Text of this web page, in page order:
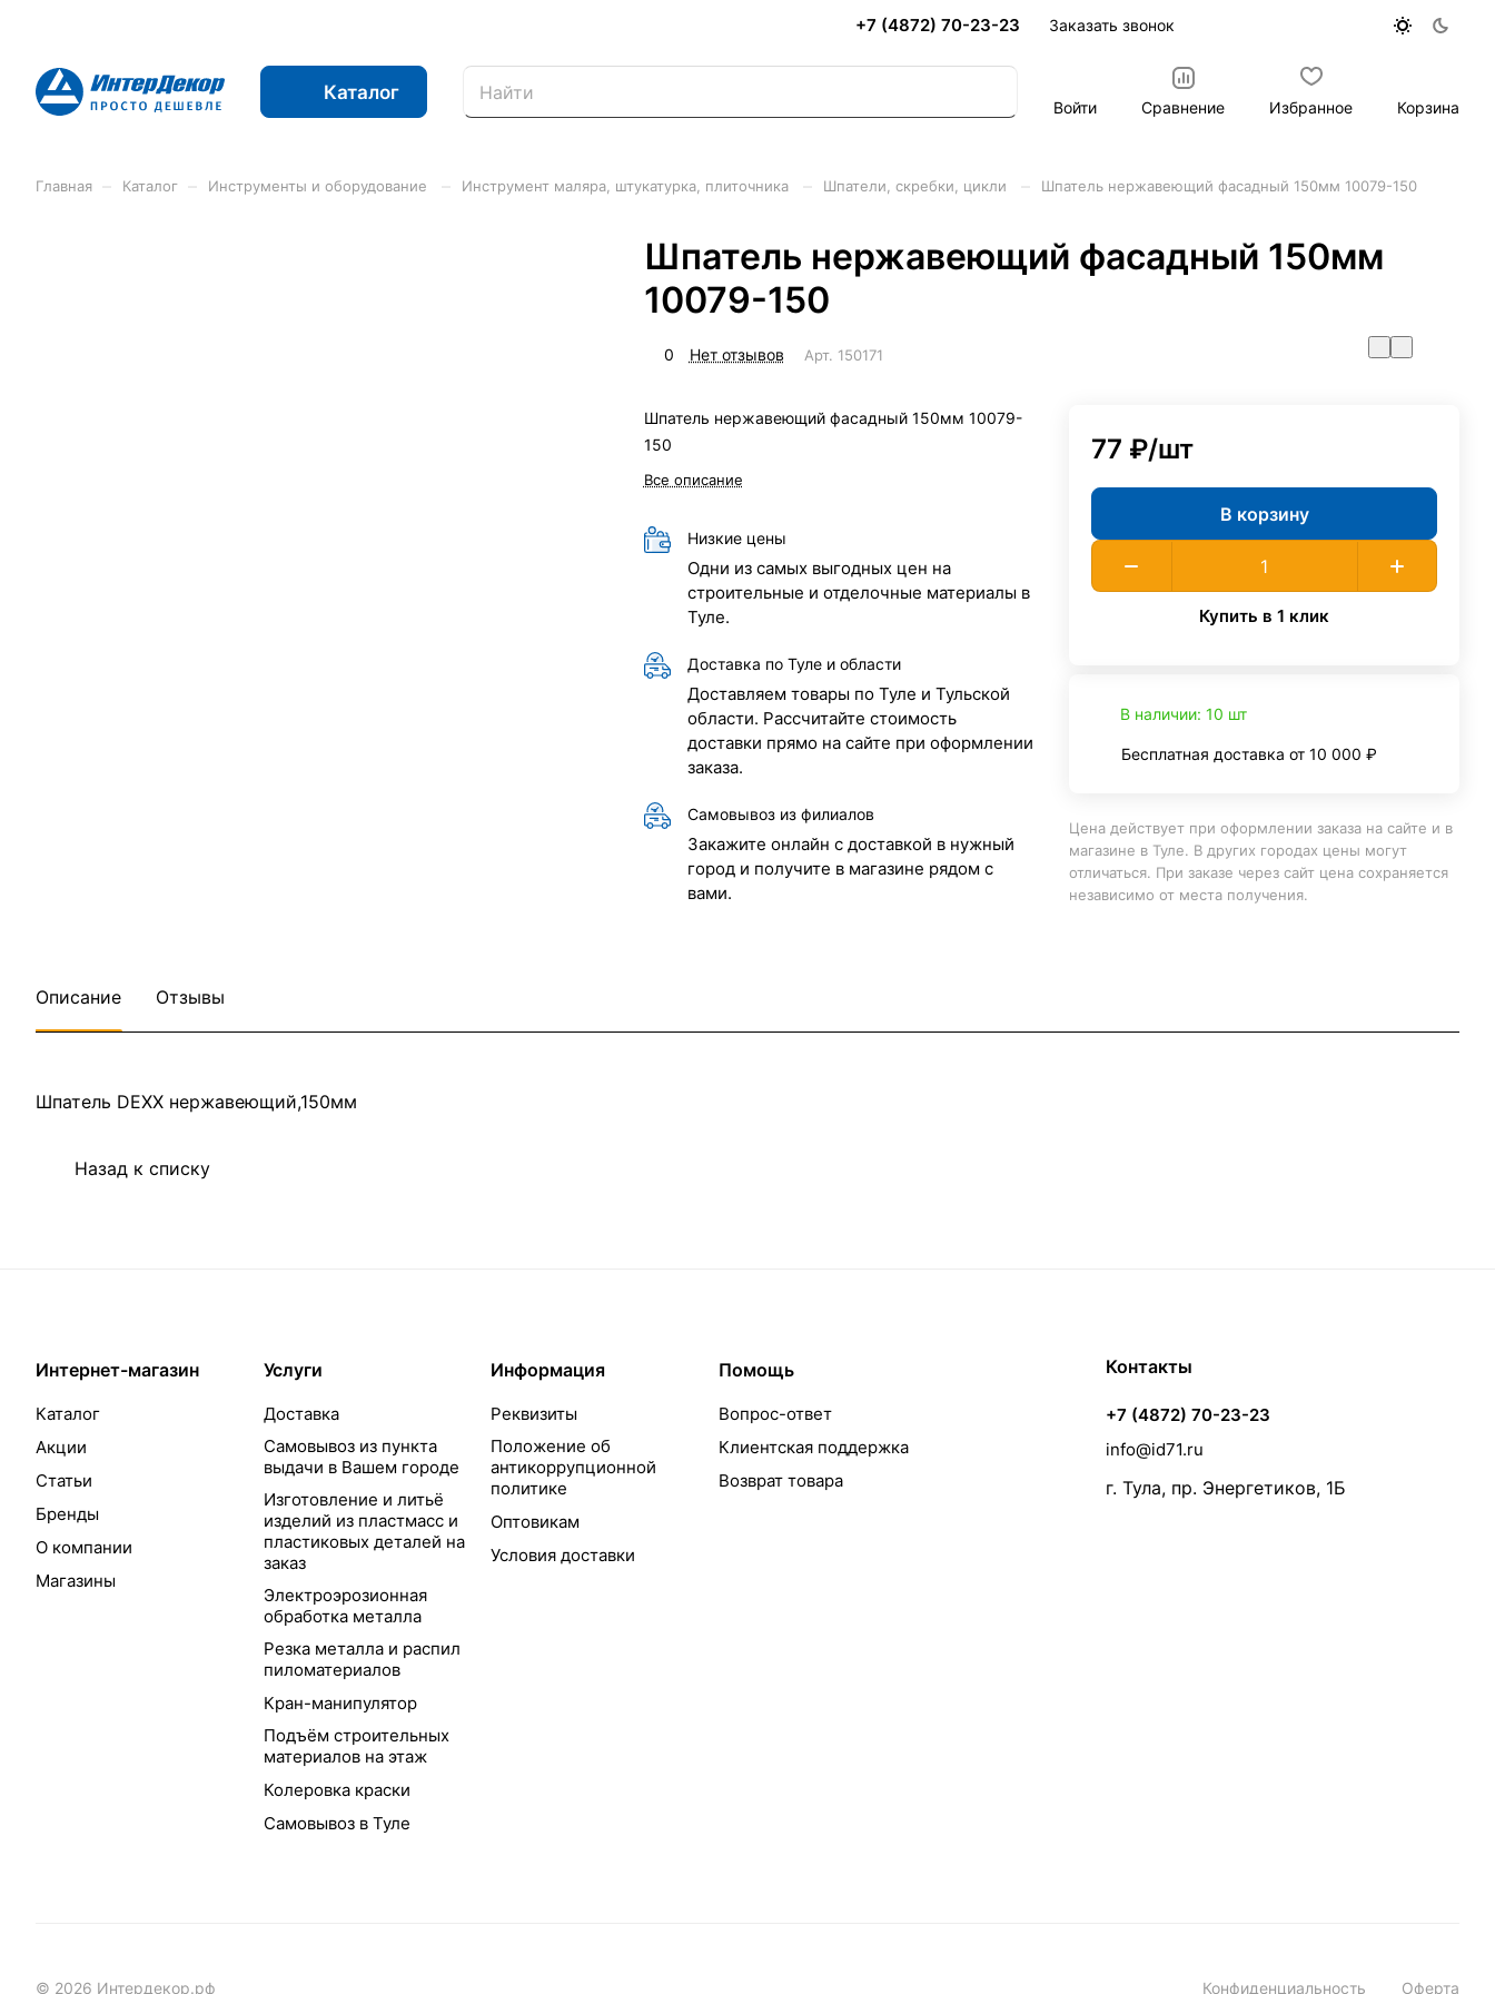
+7 (4872) 70-23-23 Заказать звонок
Каталог
Войти Сравнение Избранное Корзина
Главная Каталог Инструменты и оборудование Инструмент маляра, штукатурка, плиточника Шпатели, скребки, цикли Шпатель нержавеющий фасадный 150мм 10079-150
Шпатель нержавеющий фасадный 150мм
10079-150
0 Нет отзывов Арт. 150171
Шпатель нержавеющий фасадный 150мм 10079-
150
Все описание
Низкие цены
Одни из самых выгодных цен на
строительные и отделочные материалы в
Туле.
Доставка по Туле и области
Доставляем товары по Туле и Тульской
области. Рассчитайте стоимость
доставки прямо на сайте при оформлении
заказа.
Самовывоз из филиалов
Закажите онлайн с доставкой в нужный
город и получите в магазине рядом с
вами.
77 ₽/шт
В корзину
Купить в 1 клик
В наличии: 10 шт
Бесплатная доставка от 10 000 ₽
Цена действует при оформлении заказа на сайте и в
магазине в Туле. В других городах цены могут
отличаться. При заказе через сайт цена сохраняется
независимо от места получения.
Описание Отзывы
Шпатель DEXX нержавеющий,150мм
Назад к списку
Интернет-магазин
Каталог
Акции
Статьи
Бренды
О компании
Магазины
Услуги
Доставка
Самовывоз из пункта
выдачи в Вашем городе
Изготовление и литьё
изделий из пластмасс и
пластиковых деталей на
заказ
Электроэрозионная
обработка металла
Резка металла и распил
пиломатериалов
Кран-манипулятор
Подъём строительных
материалов на этаж
Колеровка краски
Самовывоз в Туле
Информация
Реквизиты
Положение об
антикоррупционной
политике
Оптовикам
Условия доставки
Помощь
Вопрос-ответ
Клиентская поддержка
Возврат товара
Контакты
+7 (4872) 70-23-23
info@id71.ru
г. Тула, пр. Энергетиков, 1Б
© 2026 Интердекор.рф Конфиденциальность Оферта